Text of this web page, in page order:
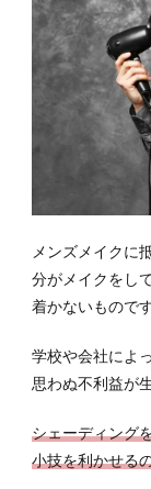
メンズメイクに
分がメイクをし
着かないものです
学校や会社によ
思わぬ不利益が
シェーディング
小技を利かせる